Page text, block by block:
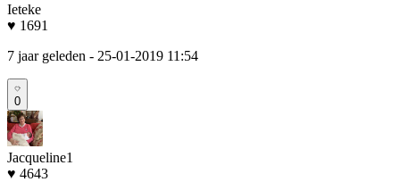
Ieteke
♥ 1691
7 jaar geleden - 25-01-2019 11:54
0
Jacqueline1
♥ 4643